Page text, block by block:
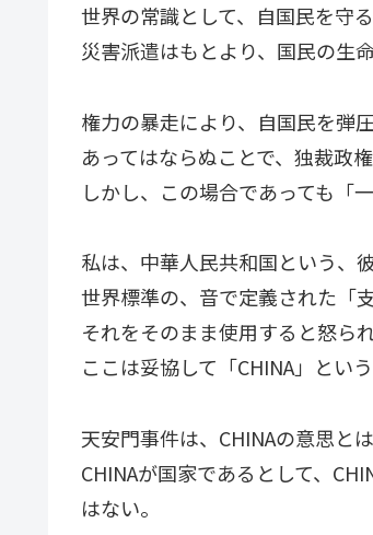
世界の常識として、自国民を守
災害派遣はもとより、国民の生
権力の暴走により、自国民を弾
あってはならぬことで、独裁政
しかし、この場合であっても「
私は、中華人民共和国という、
世界標準の、音で定義された「
それをそのまま使用すると怒ら
ここは妥協して「CHINA」とい
天安門事件は、CHINAの意思と
CHINAが国家であるとして、
はない。